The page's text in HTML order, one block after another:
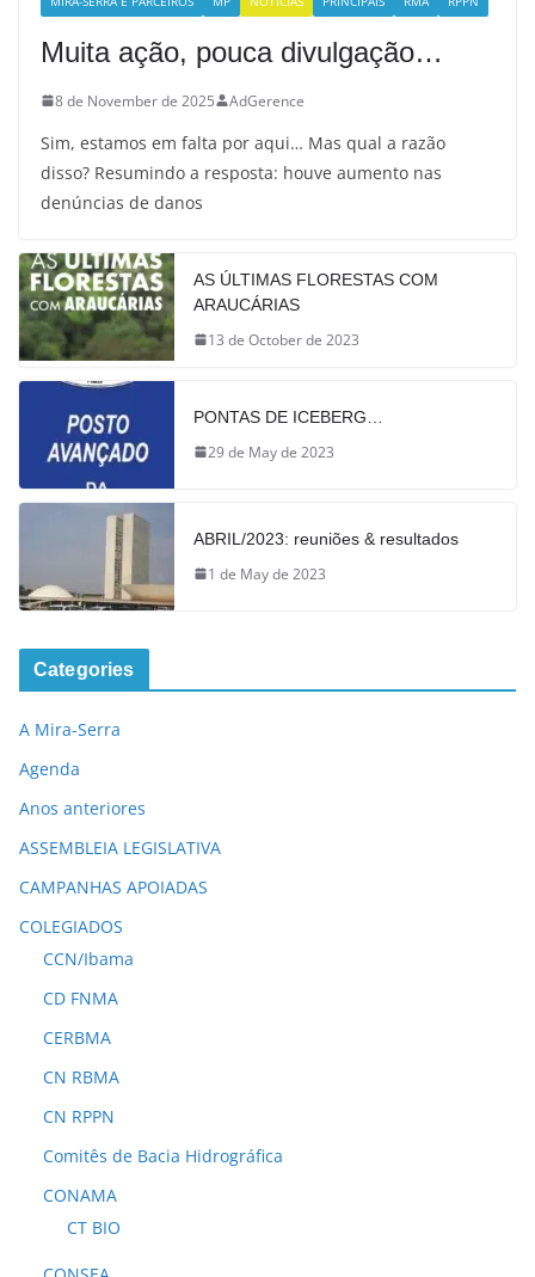
Muita ação, pouca divulgação…
8 de November de 2025 AdGerence
Sim, estamos em falta por aqui… Mas qual a razão
disso? Resumindo a resposta: houve aumento nas
denúncias de danos
AS ÚLTIMAS FLORESTAS COM
ARAUCÁRIAS
13 de October de 2023
PONTAS DE ICEBERG…
29 de May de 2023
ABRIL/2023: reuniões & resultados
1 de May de 2023
Categories
A Mira-Serra
Agenda
Anos anteriores
ASSEMBLEIA LEGISLATIVA
CAMPANHAS APOIADAS
COLEGIADOS
CCN/Ibama
CD FNMA
CERBMA
CN RBMA
CN RPPN
Comitês de Bacia Hidrográfica
CONAMA
CT BIO